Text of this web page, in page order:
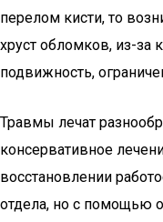
перелом кисти, то
хруст обломков, из-за
подвижность,
Травмы лечат
консервативное
восстановлении
отдела, но с помощью